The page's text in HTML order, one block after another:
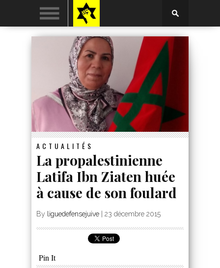
ACTUALITÉS
La propalestinienne
Latifa Ibn Ziaten huée
à cause de son foulard
By liguedefensejuive 23 décembre 2015
Pin It